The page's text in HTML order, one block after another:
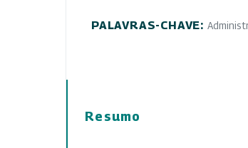
PALAVRAS-CHAVE:
Resumo